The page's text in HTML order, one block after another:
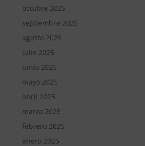
octubre 2025
septiembre 2025
agosto 2025
julio 2025
junio 2025
mayo 2025
abril 2025
marzo 2025
febrero 2025
enero 2025